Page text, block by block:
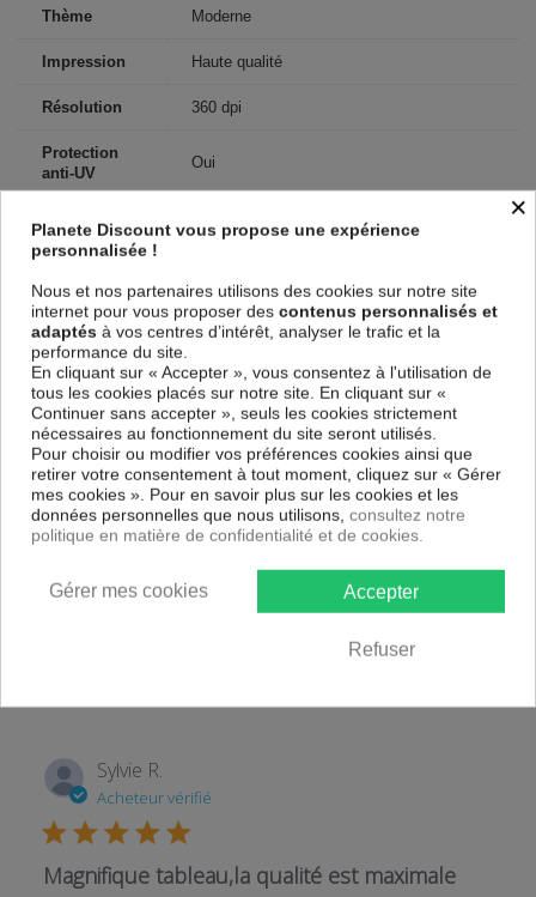
Thème Moderne
Impression Haute qualité
Résolution 360 dpi
Protection
anti-UV
Oui
Châssis
Découvrez nos autres offres : Décoration Maison Déco
Tableau et toile
Idées Cadeaux
Décorations Tableau abstrait
B2B Pro disponible surPlaneteDiscount.eu
Les avis Tableau Night Storm
5 Basé sur 3 avis
Sylvie R.
Acheteur vérifié
Magnifique tableau,la qualité est maximale
×
Planete Discount vous propose une expérience
personnalisée !
Nous et nos partenaires utilisons des cookies sur notre site
internet pour vous proposer des contenus personnalisés et
adaptés à vos centres d’intérêt, analyser le trafic et la
performance du site.
En cliquant sur « Accepter », vous consentez à l'utilisation de
tous les cookies placés sur notre site. En cliquant sur «
Continuer sans accepter », seuls les cookies strictement
nécessaires au fonctionnement du site seront utilisés.
Pour choisir ou modifier vos préférences cookies ainsi que
retirer votre consentement à tout moment, cliquez sur « Gérer
mes cookies ». Pour en savoir plus sur les cookies et les
données personnelles que nous utilisons, consultez notre
politique en matière de confidentialité et de cookies.
Accepter
Refuser
Gérer mes cookies